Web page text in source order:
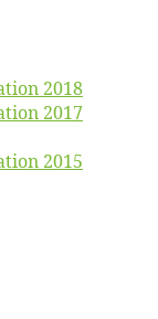
2018
2017
2015